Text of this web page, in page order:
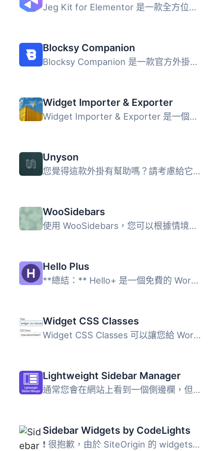
Jeg Kit for Elementor 是一款全方位的外掛，為 Elementor 提...
Blocksy Companion
Blocksy Companion 是一款官方外掛，旨在擴展 Blocksy 佈景主...
Widget Importer & Exporter
Widget Importer & Exporter 是一個有用的外掛，可將小工...
Unyson
您覺得這款外掛有幫助嗎？請考慮給它一個五星評價。 Unyson...
WooSidebars
使用 WooSidebars，您可以根據情境（例如特定頁面、特定博客...
Hello Plus
**總結：** Hello+ 是一個免費的 WordPress 外掛，專為與 Ele...
Widget CSS Classes
Widget CSS Classes 可以讓您給 WordPress Widget 添加自定義...
Lightweight Sidebar Manager
通常您會在網站上看到一個側邊欄，但有時需要在特定頁面上顯...
Sidebar Widgets by CodeLights
❗ 很抱歉，由於 SiteOrigin 的 widgets API 完全更改，CodeL...